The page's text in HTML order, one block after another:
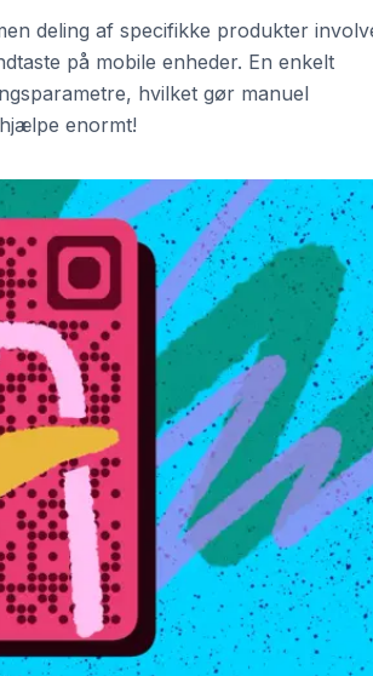
deling af specifikke produkter
på mobile enheder. En enkelt
hvilket gør manuel
enormt!